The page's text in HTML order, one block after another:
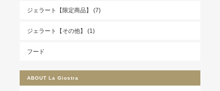
ジェラート【限定商品】 (7)
ジェラート【その他】 (1)
フード
ABOUT La Giostra